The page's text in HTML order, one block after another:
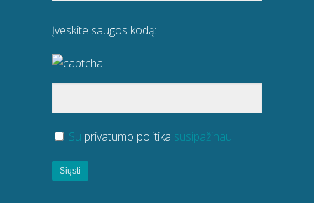
Įveskite saugos kodą:
Su privatumo politika susipažinau